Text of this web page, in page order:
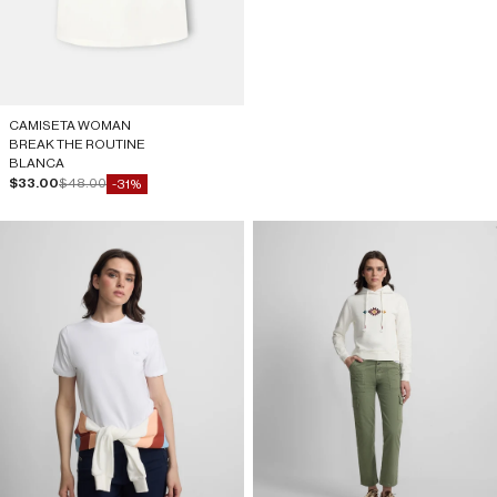
CAMISETA WOMAN
BREAK THE ROUTINE
BLANCA
Precio de oferta
$33.00Precio normal
$48.00 -31%